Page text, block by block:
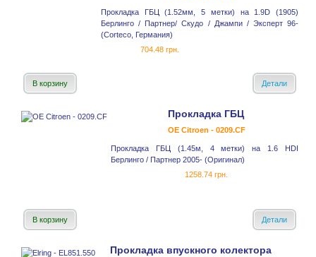
Прокладка ГБЦ (1.52мм, 5 метки) на 1.9D (1905)
Берлинго / Партнер/ Скудо / Джампи / Эксперт 96-
(Corteco, Германия)
704.48 грн.
В корзину Детали
Прокладка ГБЦ
OE Citroen - 0209.CF
Прокладка ГБЦ (1.45м, 4 метки) на 1.6 HDI
Берлинго / Партнер 2005- (Оригинал)
1258.74 грн.
В корзину Детали
Прокладка впускного колектора